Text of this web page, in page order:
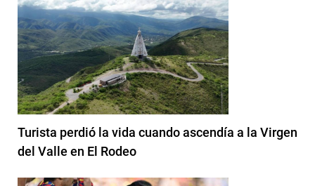
Turista perdió la vida cuando ascendía a la Virgen
del Valle en El Rodeo